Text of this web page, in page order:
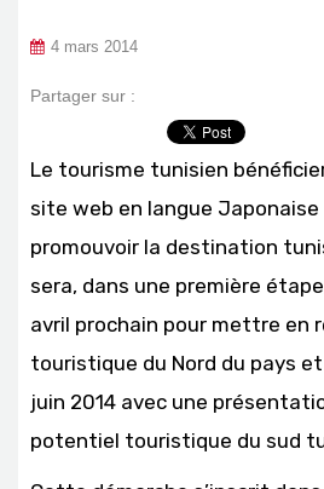
4 mars 2014
Partager sur :
Le tourisme tunisien
site web en langue
promouvoir la destination
sera, dans une première
avril prochain pour mettre en
touristique du Nord du pays
juin 2014 avec une
potentiel touristique du sud